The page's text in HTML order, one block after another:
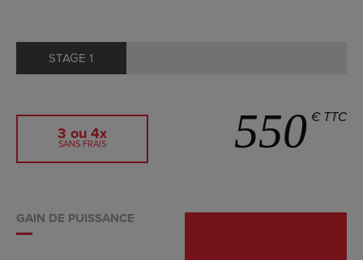
STAGE 1
3 ou 4x
SANS FRAIS 550 € TTC
GAIN DE PUISSANCE